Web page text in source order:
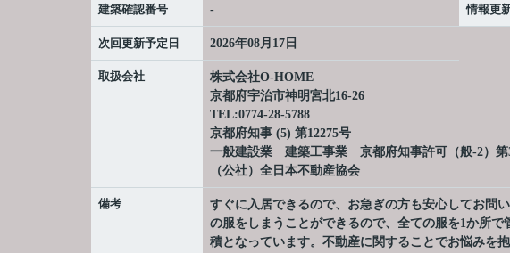
建築確認番号 - 情報更
次回更新予定日 2026年08月17日
取扱会社
株式会社O-HOME
京都府宇治市神明宮北16-26
TEL:0774-28-5788
京都府知事 (5) 第12275号
一般建設業 建築工事業 京都府知事許可（般-2）第
（公社）全日本不動産協会
備考
すぐに入居できるので、お急ぎの方も安心してお問
の服をしまうことができるので、全ての服を1か所
積となっています。不動産に関することでお悩みを